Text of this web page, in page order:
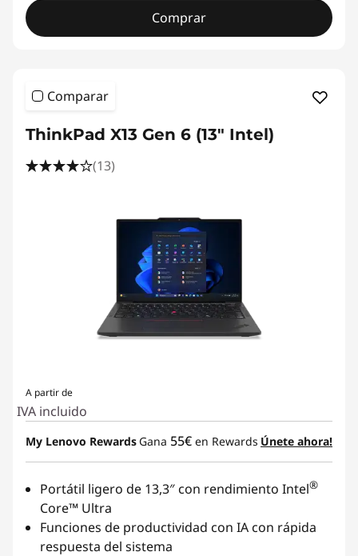
Comprar
Comparar
ThinkPad X13 Gen 6 (13" Intel)
(13)
A partir de
IVA incluido
My Lenovo Rewards Gana 55€ en Rewards Únete ahora!
Portátil ligero de 13,3″ con rendimiento Intel®
Core™ Ultra
Funciones de productividad con IA con rápida
respuesta del sistema